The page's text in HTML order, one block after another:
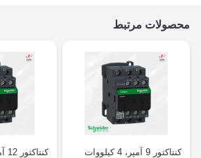
محصولات مرتبط
کنتاکتور 9 آمپر، 4 کیلووات